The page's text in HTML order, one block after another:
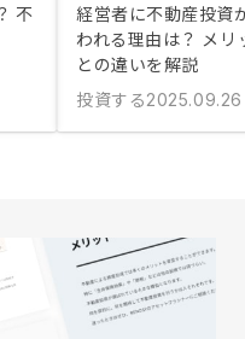
不
経営者に不動産投資
われる理由は？ メ
との違いを解説
投資する2025.09.26